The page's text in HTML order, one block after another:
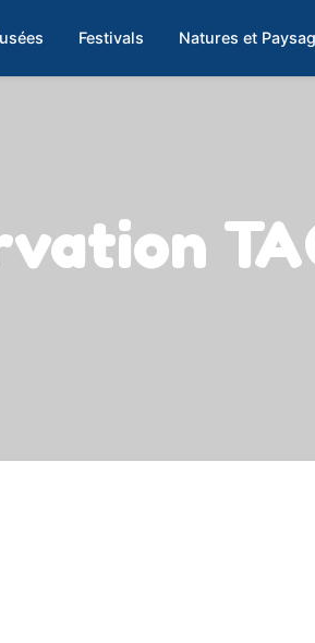
Festivals Natures et